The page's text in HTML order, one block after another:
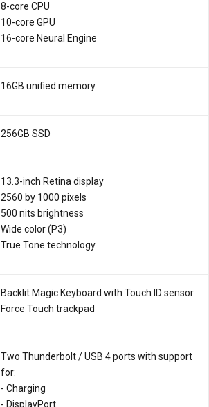
8-core CPU
10-core GPU
16-core Neural Engine
16GB unified memory
256GB SSD
13.3-inch Retina display
2560 by 1000 pixels
500 nits brightness
Wide color (P3)
True Tone technology
Backlit Magic Keyboard with Touch ID sensor
Force Touch trackpad
Two Thunderbolt / USB 4 ports with support
for:
- Charging
- DisplayPort